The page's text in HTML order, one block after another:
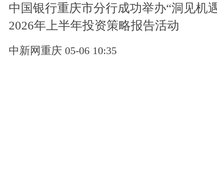
中国银行重庆市分行成功举办“洞见机
2026年上半年投资策略报告活动
中新网重庆 05-06 10:35